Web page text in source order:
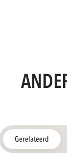
Gerelateerd